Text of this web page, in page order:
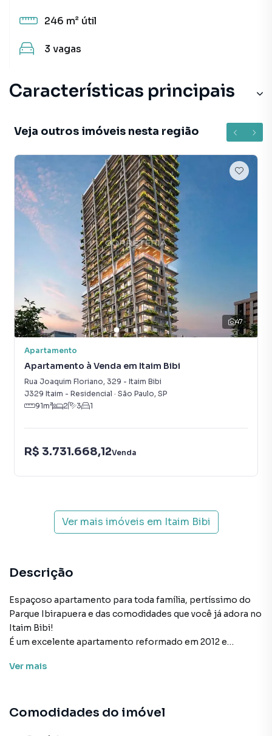
246 m² útil
3 vagas
Características principais
Veja outros imóveis nesta região
47
Apartamento
Apartamento à Venda em Itaim Bibi
Rua Joaquim Floriano, 329 - Itaim Bibi
J329 Itaim - Residencial · São Paulo, SP
91m² 2 3 1
R$ 3.731.668,12Venda
Ver mais imóveis em Itaim Bibi
Descrição
Espaçoso apartamento para toda família, pertíssimo do
Parque Ibirapuera e das comodidades que você já adora no
Itaim Bibi!
É um excelente apartamento reformado em 2012 e
suíte master com 2 camas king size, a exclusiva 2a suíte
vista para varanda, a confortável 2a sala com lareira e a
Ver mais
Comodidades do imóvel